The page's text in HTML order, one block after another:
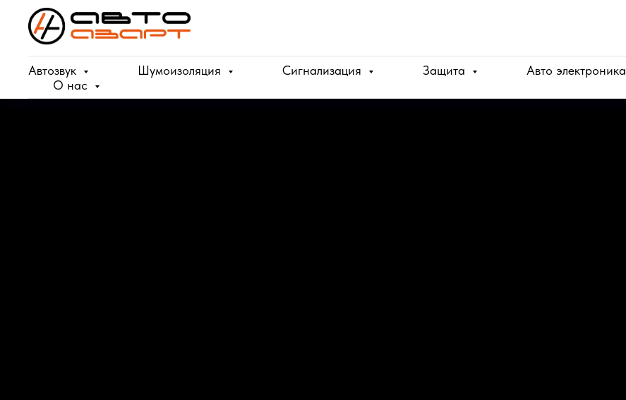
Verification: e100193f39f69b4a
Автозвук Шумоизоляция Сигнализация Защита Авто электроника
О нас